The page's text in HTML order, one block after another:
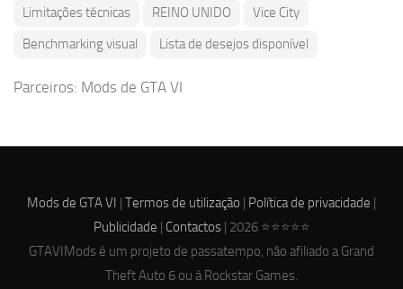
Limitações técnicas
REINO UNIDO
Vice City
Benchmarking visual
Lista de desejos disponível
Parceiros: Mods de GTA VI
Mods de GTA VI | Termos de utilização | Política de privacidade |
Publicidade | Contactos| 2026 ⭐⭐⭐⭐⭐
GTAVIMods é um projeto de passatempo, não afiliado a Grand
Theft Auto 6 ou à Rockstar Games.